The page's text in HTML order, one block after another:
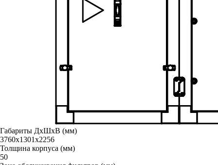
Габариты ДxШxВ (мм)
3760х1301х2256
Толщина корпуса (мм)
50